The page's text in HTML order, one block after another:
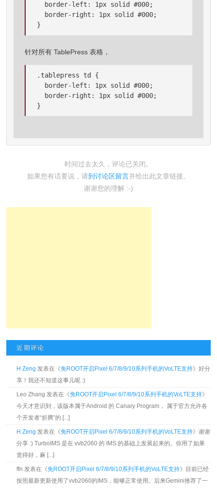
  border-left: 1px solid #000;
  border-right: 1px solid #000;
}
针对所有 TablePress 表格，
.tablepress td {
  border-left: 1px solid #000;
  border-right: 1px solid #000;
}
时间过去太久，评论已关闭。
如果您有话要说，请到讨论区留言并给出此文章链接。
谢谢您的理解 :-)
近期评论
H Zeng 发表在《免ROOT开启Pixel 6/7/8/9/10系列手机的VoLTE支持》好分
享！我还不知道这事儿呢 :)
Leo Zhang 发表在《免ROOT开启Pixel 6/7/8/9/10系列手机的VoLTE支持》
今天才意识到，该版本属于Android 的 Canary Program， 属于官方允许各
个开发者“折腾”的 [...]
H Zeng 发表在《免ROOT开启Pixel 6/7/8/9/10系列手机的VoLTE支持》谢谢
分享 :) TurboIMS 是在 vvb2060 的 IMS 的基础上发展起来的。你用了如果
觉得好，麻 [...]
ffn 发表在《免ROOT开启Pixel 6/7/8/9/10系列手机的VoLTE支持》目前已经
按照最新更新使用了vvb2060的IMS，能够正常使用。后来Gemini推荐了一